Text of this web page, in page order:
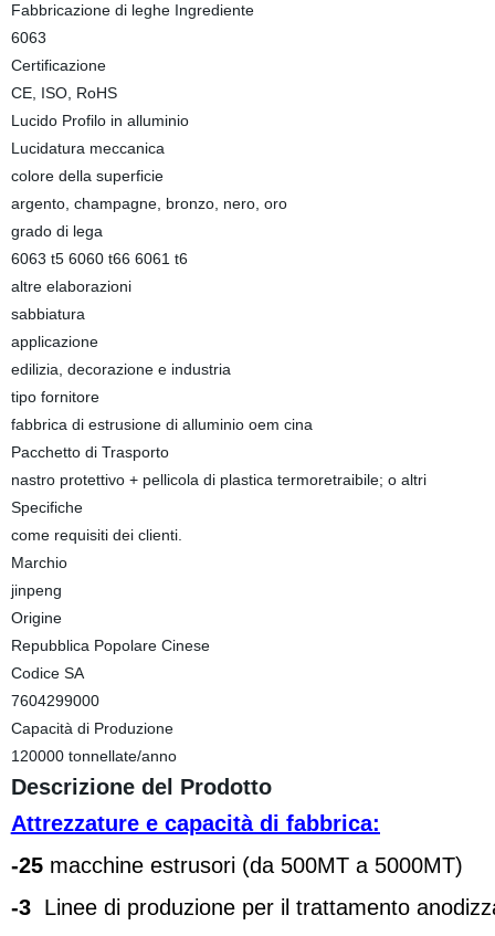
Fabbricazione di leghe Ingrediente
6063
Certificazione
CE, ISO, RoHS
Lucido Profilo in alluminio
Lucidatura meccanica
colore della superficie
argento, champagne, bronzo, nero, oro
grado di lega
6063 t5 6060 t66 6061 t6
altre elaborazioni
sabbiatura
applicazione
edilizia, decorazione e industria
tipo fornitore
fabbrica di estrusione di alluminio oem cina
Pacchetto di Trasporto
nastro protettivo + pellicola di plastica termoretraibile; o altri
Specifiche
come requisiti dei clienti.
Marchio
jinpeng
Origine
Repubblica Popolare Cinese
Codice SA
7604299000
Capacità di Produzione
120000 tonnellate/anno
Descrizione del Prodotto
Attrezzature e capacità di fabbrica:
-25macchine estrusori (da 500MT a 5000MT)
-3Linee di produzione per il trattamento